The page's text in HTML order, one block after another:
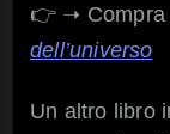
👉 ➝ Compra
dell’universo
Un altro libro